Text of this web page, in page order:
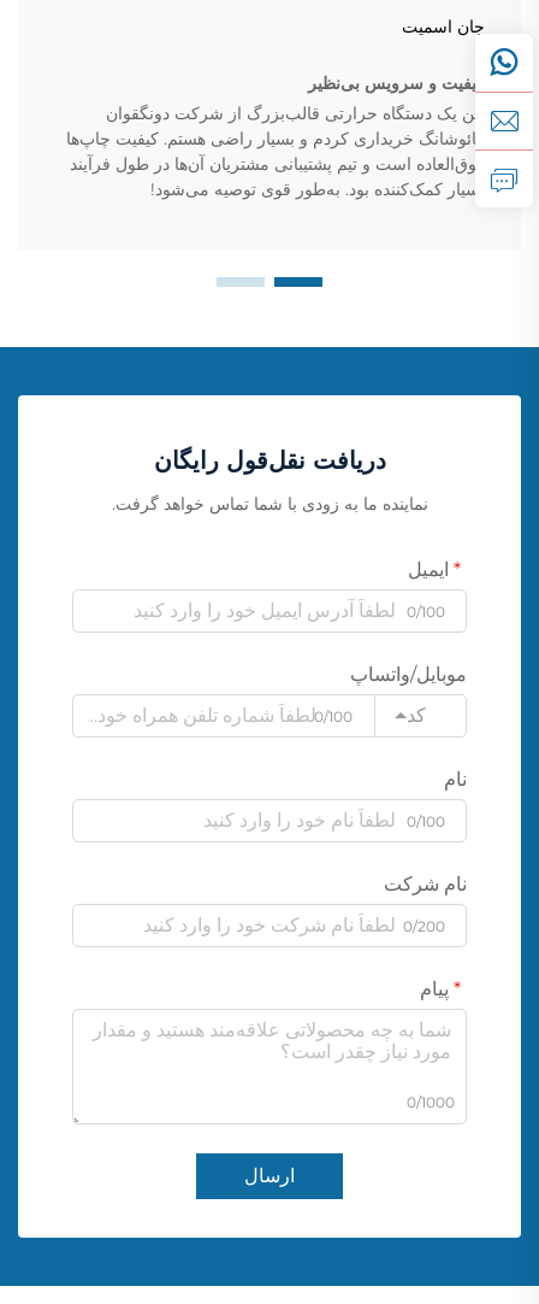
جان اسمیت
کیفیت و سرویس بی‌نظیر
من یک دستگاه حرارتی قالب‌بزرگ از شرکت دونگقوان
گائوشانگ خریداری کردم و بسیار راضی هستم. کیفیت چاپ‌ها
فوق‌العاده است و تیم پشتیبانی مشتریان آن‌ها در طول فرآیند
بسیار کمک‌کننده بود. به‌طور قوی توصیه می‌شود!
دریافت نقل‌قول رایگان
نماینده ما به زودی با شما تماس خواهد گرفت.
ایمیل
0/100
موبایل/واتساپ
کد
0/100
نام
0/100
نام شرکت
0/200
پیام
0/1000
ارسال